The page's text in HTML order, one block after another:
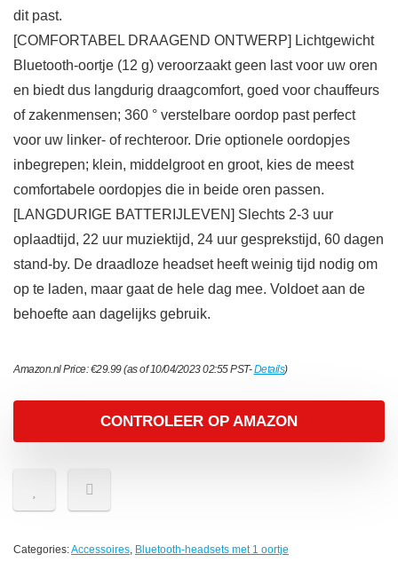
dit past.
[COMFORTABEL DRAAGEND ONTWERP] Lichtgewicht
Bluetooth-oortje (12 g) veroorzaakt geen last voor uw oren
en biedt dus langdurig draagcomfort, goed voor chauffeurs
of zakenmensen; 360 ° verstelbare oordop past perfect
voor uw linker- of rechteroor. Drie optionele oordopjes
inbegrepen; klein, middelgroot en groot, kies de meest
comfortabele oordopjes die in beide oren passen.
[LANGDURIGE BATTERIJLEVEN] Slechts 2-3 uur
oplaadtijd, 22 uur muziektijd, 24 uur gesprekstijd, 60 dagen
stand-by. De draadloze headset heeft weinig tijd nodig om
op te laden, maar gaat de hele dag mee. Voldoet aan de
behoefte aan dagelijks gebruik.
Amazon.nl Price:€29.99(as of 10/04/2023 02:55 PST-Details)
CONTROLEER OP AMAZON
Categories:Accessoires, Bluetooth-headsets met 1 oortje